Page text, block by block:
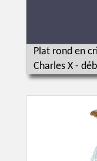
Plat rond en
Charles X -